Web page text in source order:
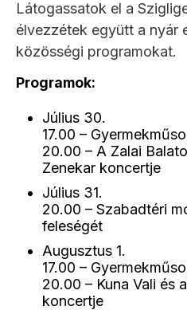
Látogassatok el a
élvezzétek együtt a nyár
közösségi programokat.
Programok:
Július 30.
17.00 –
20.00 – A Zalai
Zenekar koncertje
Július 31.
20.00 – Szabadtéri
feleségét
Augusztus 1.
17.00 –
20.00 – Kuna Vali és
koncertje